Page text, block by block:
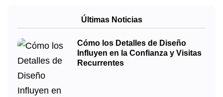
Últimas Noticias
Cómo los Detalles de Diseño
Influyen en la Confianza y Visitas
Recurrentes